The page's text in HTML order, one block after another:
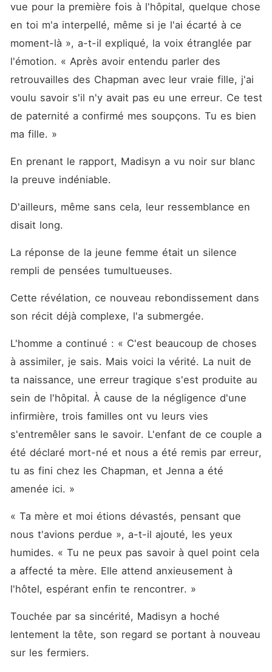
vue pour la première fois à l'hôpital, quelque chose
en toi m'a interpellé, même si je l'ai écarté à ce
moment-là », a-t-il expliqué, la voix étranglée par
l'émotion. « Après avoir entendu parler des
retrouvailles des Chapman avec leur vraie fille, j'ai
voulu savoir s'il n'y avait pas eu une erreur. Ce test
de paternité a confirmé mes soupçons. Tu es bien
ma fille. »
En prenant le rapport, Madisyn a vu noir sur blanc
la preuve indéniable.
D'ailleurs, même sans cela, leur ressemblance en
disait long.
La réponse de la jeune femme était un silence
rempli de pensées tumultueuses.
Cette révélation, ce nouveau rebondissement dans
son récit déjà complexe, l'a submergée.
L'homme a continué : « C'est beaucoup de choses
à assimiler, je sais. Mais voici la vérité. La nuit de
ta naissance, une erreur tragique s'est produite au
sein de l'hôpital. À cause de la négligence d'une
infirmière, trois familles ont vu leurs vies
s'entremêler sans le savoir. L'enfant de ce couple a
été déclaré mort-né et nous a été remis par erreur,
tu as fini chez les Chapman, et Jenna a été
amenée ici. »
« Ta mère et moi étions dévastés, pensant que
nous t'avions perdue », a-t-il ajouté, les yeux
humides. « Tu ne peux pas savoir à quel point cela
a affecté ta mère. Elle attend anxieusement à
l'hôtel, espérant enfin te rencontrer. »
Touchée par sa sincérité, Madisyn a hoché
lentement la tête, son regard se portant à nouveau
sur les fermiers.